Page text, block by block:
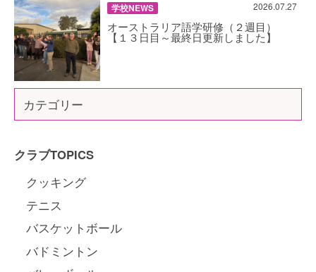
学校NEWS 2026.07.27
オーストラリア語学研修（２週目）
【１３日目～最終日更新しました】
カテゴリー
クラブTOPICS
クッキング
テニス
バスケットボール
バドミントン